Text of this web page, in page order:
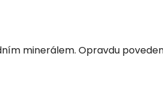
minerálem. Opravdu